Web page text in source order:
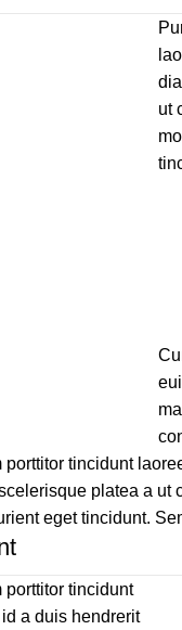
ut
tincidunt
platea a
eget tincidunt.
porttitor tincidunt
a duis hendrerit